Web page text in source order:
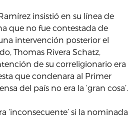
insistió en su línea de
que no fue contestada de
intervención posterior el
Thomas Rivera Schatz,
de su correligionario era
que condenara al Primer
del país no era la ‘gran cosa’.
‘inconsecuente’ si la nominada